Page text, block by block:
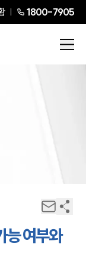
1800-7905
능 여부와